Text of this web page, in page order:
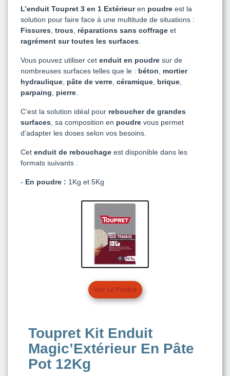
L’enduit Toupret 3 en 1 Extérieuren poudre est la
solution pour faire face à une multitude de situations :
Fissures trous réparations sans coffrage et
ragrément sur toutes les surfaces
Vous pouvez utiliser cet enduit en poudre sur de
nombreuses surfaces telles que le : béton
mortier
hydraulique pâte de verre céramique brique
parpaing
pierre
C’est la solution idéal pour reboucher de grandes
surfaces , sa composition en poudre vous permet
d’adapter les doses selon vos besoins.
Cet enduit de rebouchage est disponible dans les
formats suivants :
- En poudre : 1Kg et 5Kg
Voir Le Produit
Toupret Kit Enduit
Magic’Extérieur En Pâte
Pot 12Kg